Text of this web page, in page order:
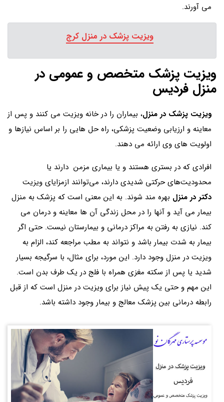
می آورند.
ویزیت پزشک در منزل کرج
ویزیت پزشک متخصص و عمومی در
منزل فردیس
ویزیت پزشک در منزل، بیماران را در خانه ویزیت می کنند و پس از
معاینه و ارزیابی وضعیت پزشکی، راه حل هایی را بر اساس نیازها و
اولویت های وی ارائه می دهند.
افرادی که در بستری هستند و یا بیماری مزمن دارند یا
محدودیت‌های حرکتی شدیدی دارند، می‌توانند ازمزایای ویزیت
دکتر در منزل بهره مند شوند. به این معنی است که پزشک به منزل
بیمار می آید و آنها را در محل زندگی آن ها معاینه و درمان می
کند. نیازی به رفتن به مراکز درمانی و بیمارستان نیست. حتی اگر
بیمار به شدت بیمار باشد و نتواند به مطب مراجعه کند، الزام به
ویزیت در منزل وجود دارد. این مورد، برای مثال، با سرگیجه بسیار
شدید یا پس از سکته مغزی همراه با فلج در یک طرف بدن است.
این مهم و حتی یک پیش نیاز برای ویزیت در منزل است که از قبل
رابطه درمانی بین پزشک معالج و بیمار وجود داشته باشد.